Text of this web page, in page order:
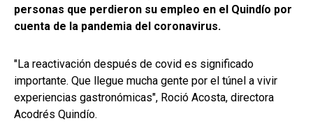
personas que perdieron su empleo en el Quindío por
cuenta de la pandemia del coronavirus.
"La reactivación después de covid es significado
importante. Que llegue mucha gente por el túnel a vivir
experiencias gastronómicas", Roció Acosta, directora
Acodrés Quindío.